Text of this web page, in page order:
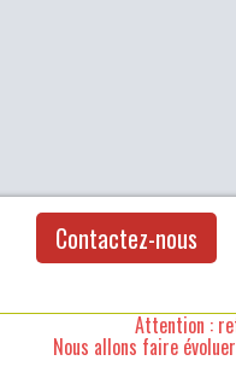
Contactez-nous
Attention :
Nous allons faire